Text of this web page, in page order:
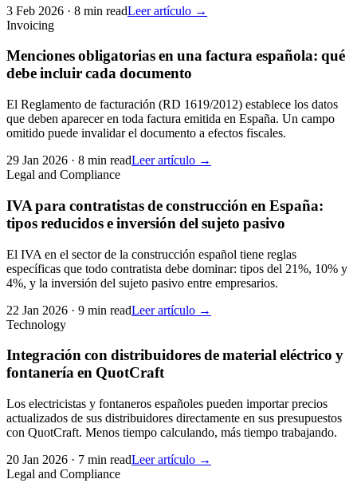
3 Feb 2026 · 8 min readLeer artículo →
Invoicing
Menciones obligatorias en una factura española: qué
debe incluir cada documento
El Reglamento de facturación (RD 1619/2012) establece los datos
que deben aparecer en toda factura emitida en España. Un campo
omitido puede invalidar el documento a efectos fiscales.
29 Jan 2026 · 8 min readLeer artículo →
Legal and Compliance
IVA para contratistas de construcción en España:
tipos reducidos e inversión del sujeto pasivo
El IVA en el sector de la construcción español tiene reglas
específicas que todo contratista debe dominar: tipos del 21%, 10% y
4%, y la inversión del sujeto pasivo entre empresarios.
22 Jan 2026 · 9 min readLeer artículo →
Technology
Integración con distribuidores de material eléctrico y
fontanería en QuotCraft
Los electricistas y fontaneros españoles pueden importar precios
actualizados de sus distribuidores directamente en sus presupuestos
con QuotCraft. Menos tiempo calculando, más tiempo trabajando.
20 Jan 2026 · 7 min readLeer artículo →
Legal and Compliance